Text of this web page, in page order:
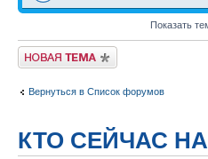
Показать
Новая тема
Вернуться в Список форумов
КТО СЕЙЧАС